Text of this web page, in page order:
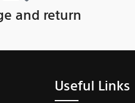
and return
Useful Links